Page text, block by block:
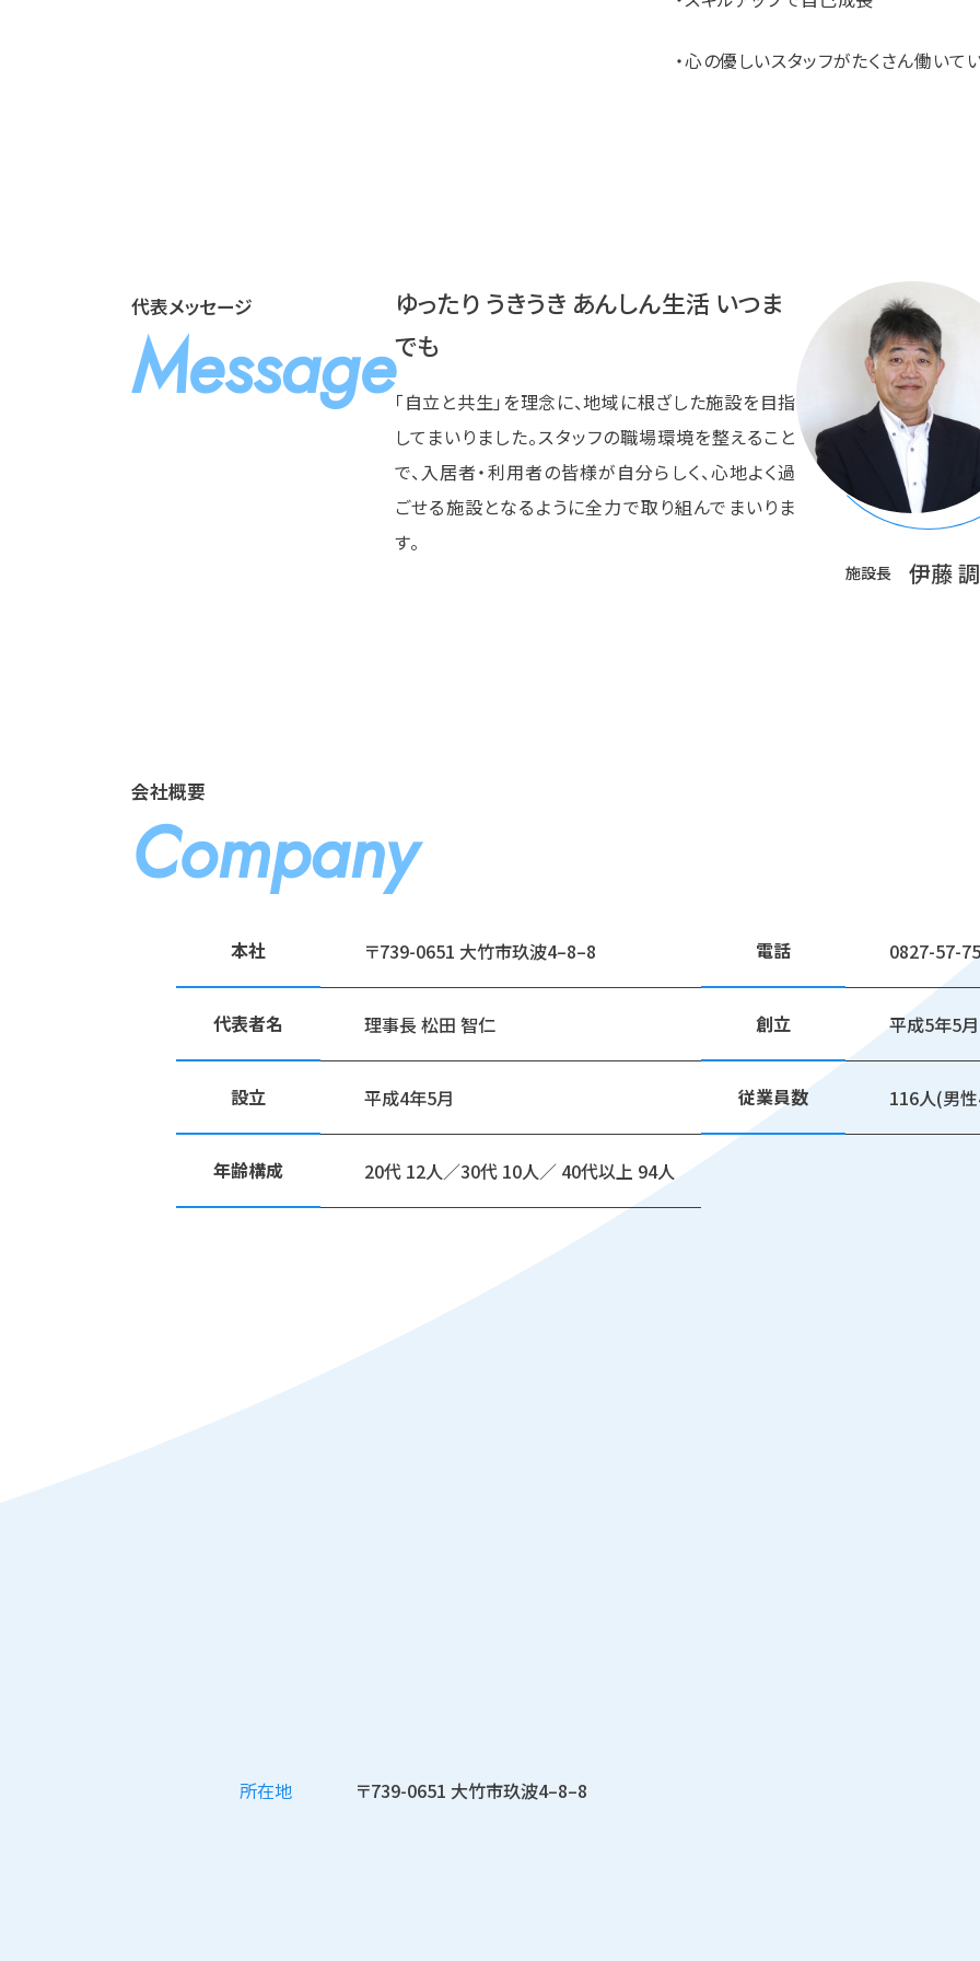
・心の優しいスタッフがたくさん働いて
代表メッセージ
Message
ゆったり うきうき あんしん生活 いつま
でも
「自立と共生」を理念に、地域に根ざした施設を目指
してまいりました。スタッフの職場環境を整えること
で、入居者・利用者の皆様が自分らしく、心地よく過
ごせる施設となるように全力で取り組んでまいりま
す。
施設長 伊藤 調
会社概要
Company
本社 〒739-0651 大竹市玖波4–8–8 電話 0827-57-
代表者名 理事長 松田 智仁 創立 平成5年5月
設立 平成4年5月 従業員数 116人(男
年齢構成 20代 12人／30代 10人／ 40代以上 94人
所在地 〒739-0651 大竹市玖波4–8–8